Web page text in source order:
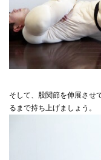
そして、股関節を伸展させ
るまで持ち上げましょう。